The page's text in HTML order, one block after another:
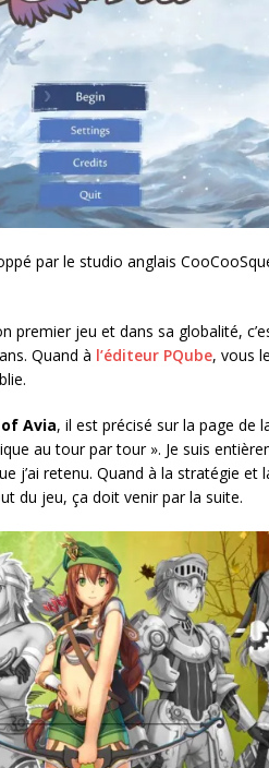
par le studio anglais
premier jeu et dans sa globalité,
Quand à l’éditeur PQube, vous
Avia, il est précisé sur la page de
au tour par tour ». Je suis
j’ai retenu. Quand à la stratégie et
du jeu, ça doit venir par la suite.